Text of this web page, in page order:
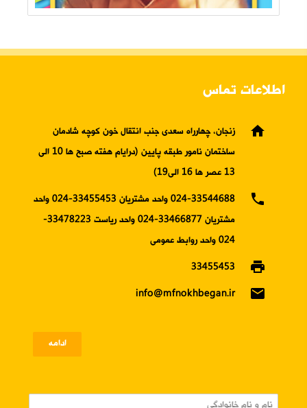
اطلاعات تماس
home
زنجان، چهارراه سعدی جنب انتقال خون کوچه شادمان
ساختمان نامور طبقه پایین (درایام هفته صبح ها 10 الی
13 عصر ها 16 الی19)
phone
024-33544688 واحد مشتریان 33455453-024 واحد
مشتریان 33466877-024 واحد ریاست 33478223-
024 واحد روابط عمومی
print
33455453
email
info@mfnokhbegan.ir
ادامه